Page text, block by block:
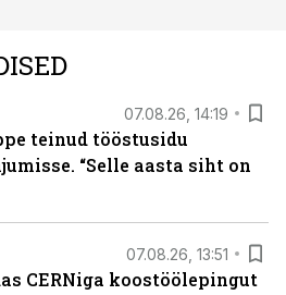
07.08.26, 14:19
teinud tööstusidu
“Selle aasta siht on
07.08.26, 13:51
CERNiga koostöölepingut